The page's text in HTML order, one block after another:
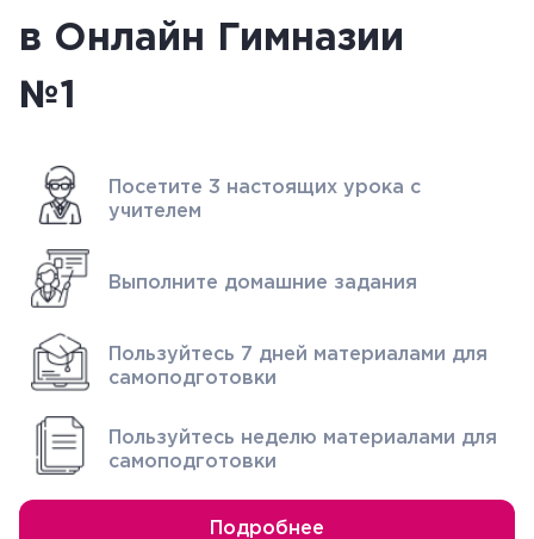
в Онлайн Гимназии
№1
Посетите 3 настоящих урока с
учителем
Выполните домашние задания
Пользуйтесь 7 дней материалами для
самоподготовки
Пользуйтесь неделю материалами для
самоподготовки
Подробнее